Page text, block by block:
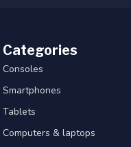
Categories
Consoles
Smartphones
Tablets
Computers & laptops